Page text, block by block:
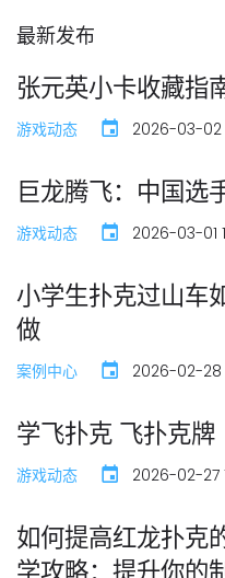
最新发布
张元英小卡收藏指
游戏动态 2026-03-02
巨龙腾飞：中国选
游戏动态 2026-03-01
小学生扑克过山车
做
案例中心 2026-02-28
学飞扑克 飞扑克牌
游戏动态 2026-02-27
如何提高红龙扑克